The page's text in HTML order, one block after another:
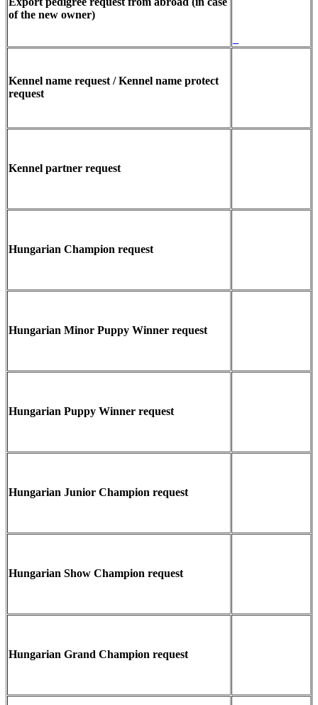
of the new owner)
Kennel name request / Kennel name protect
request
Kennel partner request
Hungarian Champion request
Hungarian Minor Puppy Winner request
Hungarian Puppy Winner request
Hungarian Junior Champion request
Hungarian Show Champion request
Hungarian Grand Champion request